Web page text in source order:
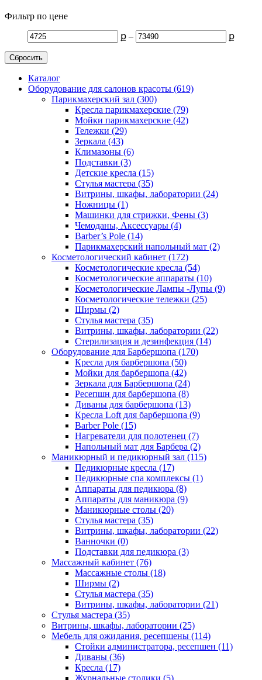
Фильтр по цене
ք – ք
Сбросить
Каталог
Оборудование для салонов красоты (619)
Парикмахерский зал (300)
Кресла парикмахерские (79)
Мойки парикмахерские (42)
Тележки (29)
Зеркала (43)
Климазоны (6)
Подставки (3)
Детские кресла (15)
Стулья мастера (35)
Витрины, шкафы, лаборатории (24)
Ножницы (1)
Машинки для стрижки, Фены (3)
Чемоданы, Аксессуары (4)
Barber’s Pole (14)
Парикмахерский напольный мат (2)
Косметологический кабинет (172)
Косметологические кресла (54)
Косметологические аппараты (10)
Косметологические Лампы -Лупы (9)
Косметологические тележки (25)
Ширмы (2)
Стулья мастера (35)
Витрины, шкафы, лаборатории (22)
Стерилизация и дезинфекция (14)
Оборудование для Барбершопа (170)
Кресла для барбершопа (50)
Мойки для барбершопа (42)
Зеркала для Барбершопа (24)
Ресепшн для барбершопа (8)
Диваны для барбершопа (13)
Кресла Loft для барбершопа (9)
Barber Pole (15)
Нагреватели для полотенец (7)
Напольный мат для Барбера (2)
Маникюрный и педикюрный зал (115)
Педикюрные кресла (17)
Педикюрные спа комплексы (1)
Аппараты для педикюра (8)
Аппараты для маникюра (9)
Маникюрные столы (20)
Стулья мастера (35)
Витрины, шкафы, лаборатории (22)
Ванночки (0)
Подставки для педикюра (3)
Массажный кабинет (76)
Массажные столы (18)
Ширмы (2)
Стулья мастера (35)
Витрины, шкафы, лаборатории (21)
Стулья мастера (35)
Витрины, шкафы, лаборатории (25)
Мебель для ожидания, ресепшены (114)
Стойки администратора, ресепшен (11)
Диваны (36)
Кресла (17)